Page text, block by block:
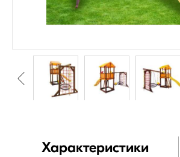
Характеристики